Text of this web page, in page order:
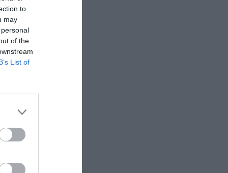
to
may
of the
List of
de